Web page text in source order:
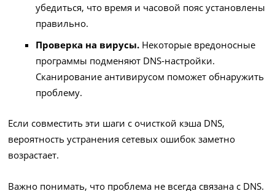
убедиться, что время и часовой пояс установлены
правильно.
Проверка на вирусы. Некоторые вредоносные
программы подменяют DNS‑настройки.
Сканирование антивирусом поможет обнаружить
проблему.
Если совместить эти шаги с очисткой кэша DNS,
вероятность устранения сетевых ошибок заметно
возрастает.
Важно понимать, что проблема не всегда связана с DNS.